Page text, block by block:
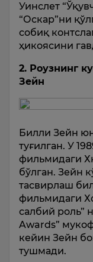
Уинслет
“Оскар”ни
собиқ
ҳикоясини
2. Роузнинг
Зейн
Билли Зейн
туғилган. У
фильмидаги
бўлган. Зейн
тасвирлаш
фильмидаги
салбий роль”
Awards”
кейин Зейн
тушмади.